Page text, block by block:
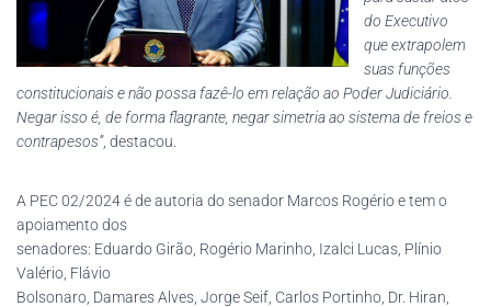
do Executivo
que extrapolem
suas funções
constitucionais e não possa fazê-lo em relação ao Poder Judiciário.
Negar isso é, de forma flagrante, negar simetria ao sistema de freios e
contrapesos”, destacou.
A PEC 02/2024 é de autoria do senador Marcos Rogério e tem o
apoiamento dos
senadores: Eduardo Girão, Rogério Marinho, Izalci Lucas, Plínio
Valério, Flávio
Bolsonaro, Damares Alves, Jorge Seif, Carlos Portinho, Dr. Hiran,